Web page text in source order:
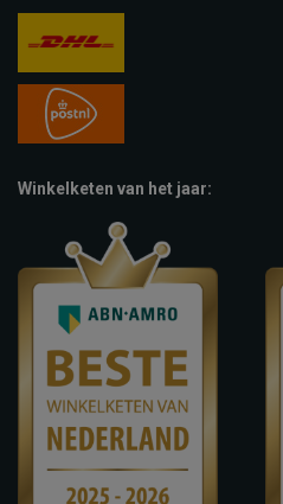
Winkelketen van het jaar: